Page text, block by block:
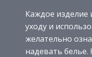
Каждое изделие
уходу и
желательно
надевать